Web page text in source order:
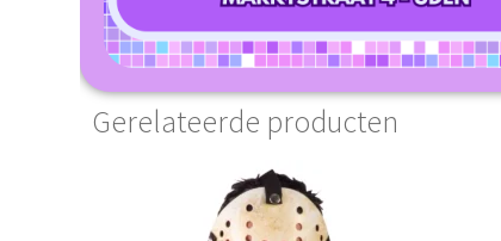
Gerelateerde producten